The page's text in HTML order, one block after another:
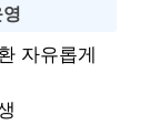
자유롭게